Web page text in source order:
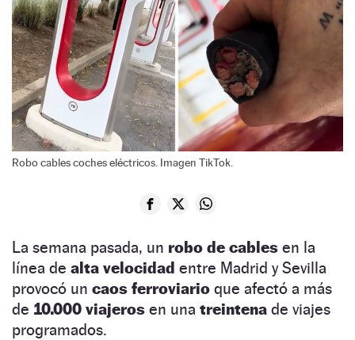
Robo cables coches eléctricos. Imagen TikTok.
La semana pasada, un robo de cables en la
línea de alta velocidad entre Madrid y Sevilla
provocó un caos ferroviario que afectó a más
de 10.000 viajeros en una treintena de viajes
programados.